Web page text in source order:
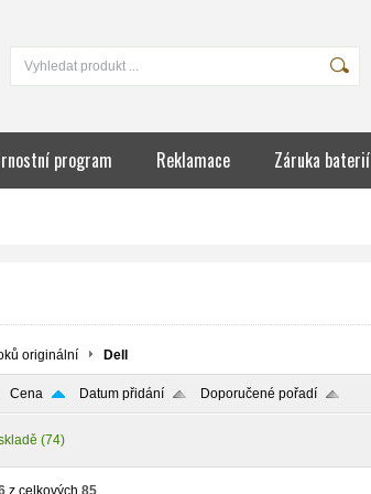
program Reklamace Záruka baterií
originální Dell
Cena Datum přidání Doporučené pořadí
(74)
z celkových 85